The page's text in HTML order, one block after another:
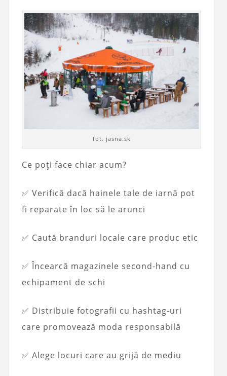
fot. jasna.sk
Ce poți face chiar acum?
✅ Verifică dacă hainele tale de iarnă pot
fi reparate în loc să le arunci
✅ Caută branduri locale care produc etic
✅ Încearcă magazinele second-hand cu
echipament de schi
✅ Distribuie fotografii cu hashtag-uri
care promovează moda responsabilă
✅ Alege locuri care au grijă de mediu